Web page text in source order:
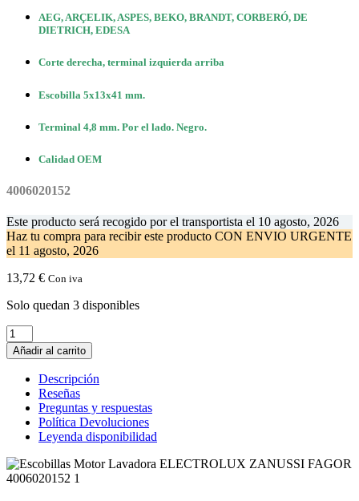
AEG, ARÇELIK, ASPES, BEKO, BRANDT, CORBERÓ, DE
DIETRICH, EDESA
Corte derecha, terminal izquierda arriba
Escobilla 5x13x41 mm.
Terminal 4,8 mm. Por el lado. Negro.
Calidad OEM
4006020152
Este producto será recogido por el transportista el 10 agosto, 2026
Haz tu compra para recibir este producto CON ENVIO URGENTE
el 11 agosto, 2026
13,72 € Con iva
Solo quedan 3 disponibles
Escobillas
Motor
Lavadora
ELECTROLUX
ZANUSSI
FAGOR
4006020152
cantidad
Añadir al carrito
Descripción
Reseñas
Preguntas y respuestas
Política Devoluciones
Leyenda disponibilidad